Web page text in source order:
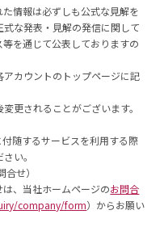
情報は必ずしも公式な見解を
な発表・見解の発信に関して
を通じて公表しておりますの
アカウントのトップページに記
更されることがございます。
随するサービスを利用する際
い。
せ）
、当社ホームページのお問合
company/form）からお願い